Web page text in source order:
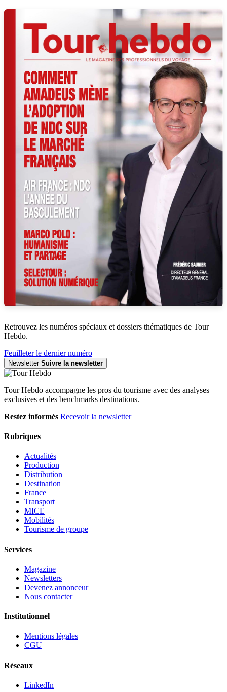
Retrouvez les numéros spéciaux et dossiers thématiques de Tour
Hebdo.
Feuilleter le dernier numéro
Newsletter Suivre la newsletter
Tour Hebdo accompagne les pros du tourisme avec des analyses
exclusives et des benchmarks destinations.
Restez informés Recevoir la newsletter
Rubriques
Actualités
Production
Distribution
Destination
France
Transport
MICE
Mobilités
Tourisme de groupe
Services
Magazine
Newsletters
Devenez annonceur
Nous contacter
Institutionnel
Mentions légales
CGU
Réseaux
LinkedIn